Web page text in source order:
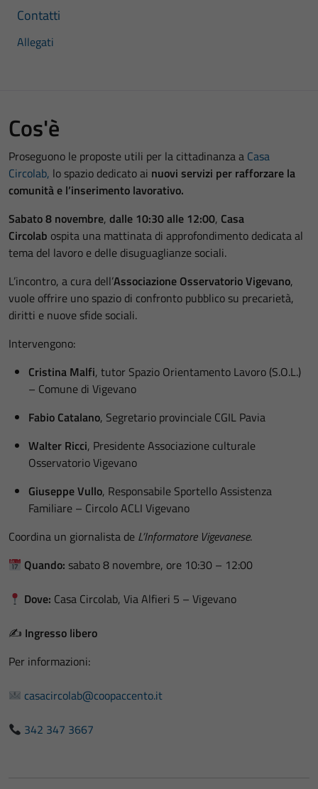
Contatti
Allegati
Cos'è
Proseguono le proposte utili per la cittadinanza a Casa
Circolab, lo spazio dedicato ai nuovi servizi per rafforzare la
comunità e l’inserimento lavorativo.
Sabato8 novembre, dalle 10:30 alle 12:00, Casa
Circolab ospita una mattinata di approfondimento dedicata al
tema del lavoro e delle disuguaglianze sociali.
L’incontro, a cura dell’Associazione Osservatorio Vigevano,
vuole offrire uno spazio di confronto pubblico su precarietà,
diritti e nuove sfide sociali.
Intervengono:
Cristina Malfi, tutor Spazio Orientamento Lavoro (S.O.L.)
– Comune di Vigevano
Fabio Catalano, Segretario provinciale CGIL Pavia
Walter Ricci, Presidente Associazione culturale
Osservatorio Vigevano
Giuseppe Vullo, Responsabile Sportello Assistenza
Familiare – Circolo ACLI Vigevano
Coordina un giornalista de L’Informatore Vigevanese.
Quando: sabato 8 novembre, ore 10:30 – 12:00
Dove: Casa Circolab, Via Alfieri 5 – Vigevano
✍️ Ingresso libero
Per informazioni:
casacircolab@coopaccento.it
342 347 3667